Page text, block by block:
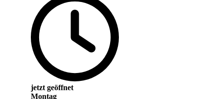
jetzt geöffnet
Montag